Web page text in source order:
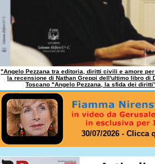
"Angelo Pezzana tra editoria, diritti civili e amore
la recensione di Nathan Greppi dell'ultimo libro di
Toscano "Angelo Pezzana, la sfida dei
30/07/2026 - Clicca